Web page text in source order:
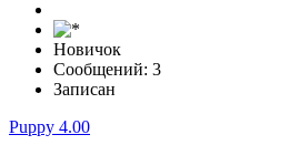
Новичок
Сообщений: 3
Записан
Puppy 4.00